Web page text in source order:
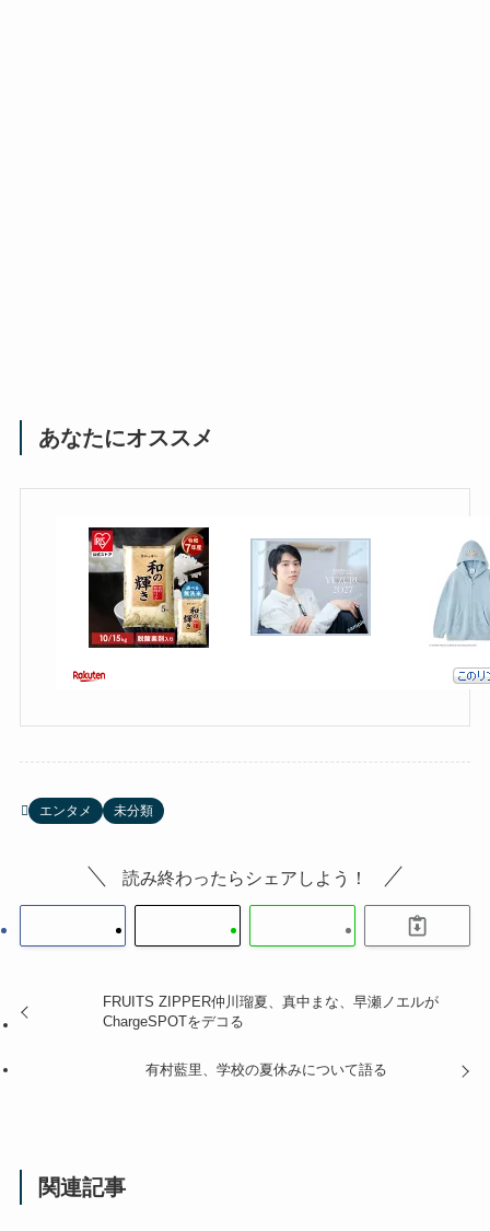
あなたにオススメ
エンタメ 未分類
読み終わったらシェアしよう！
FRUITS ZIPPER仲川瑠夏、真中まな、早瀬ノエルが
ChargeSPOTをデコる
有村藍里、学校の夏休みについて語る
関連記事